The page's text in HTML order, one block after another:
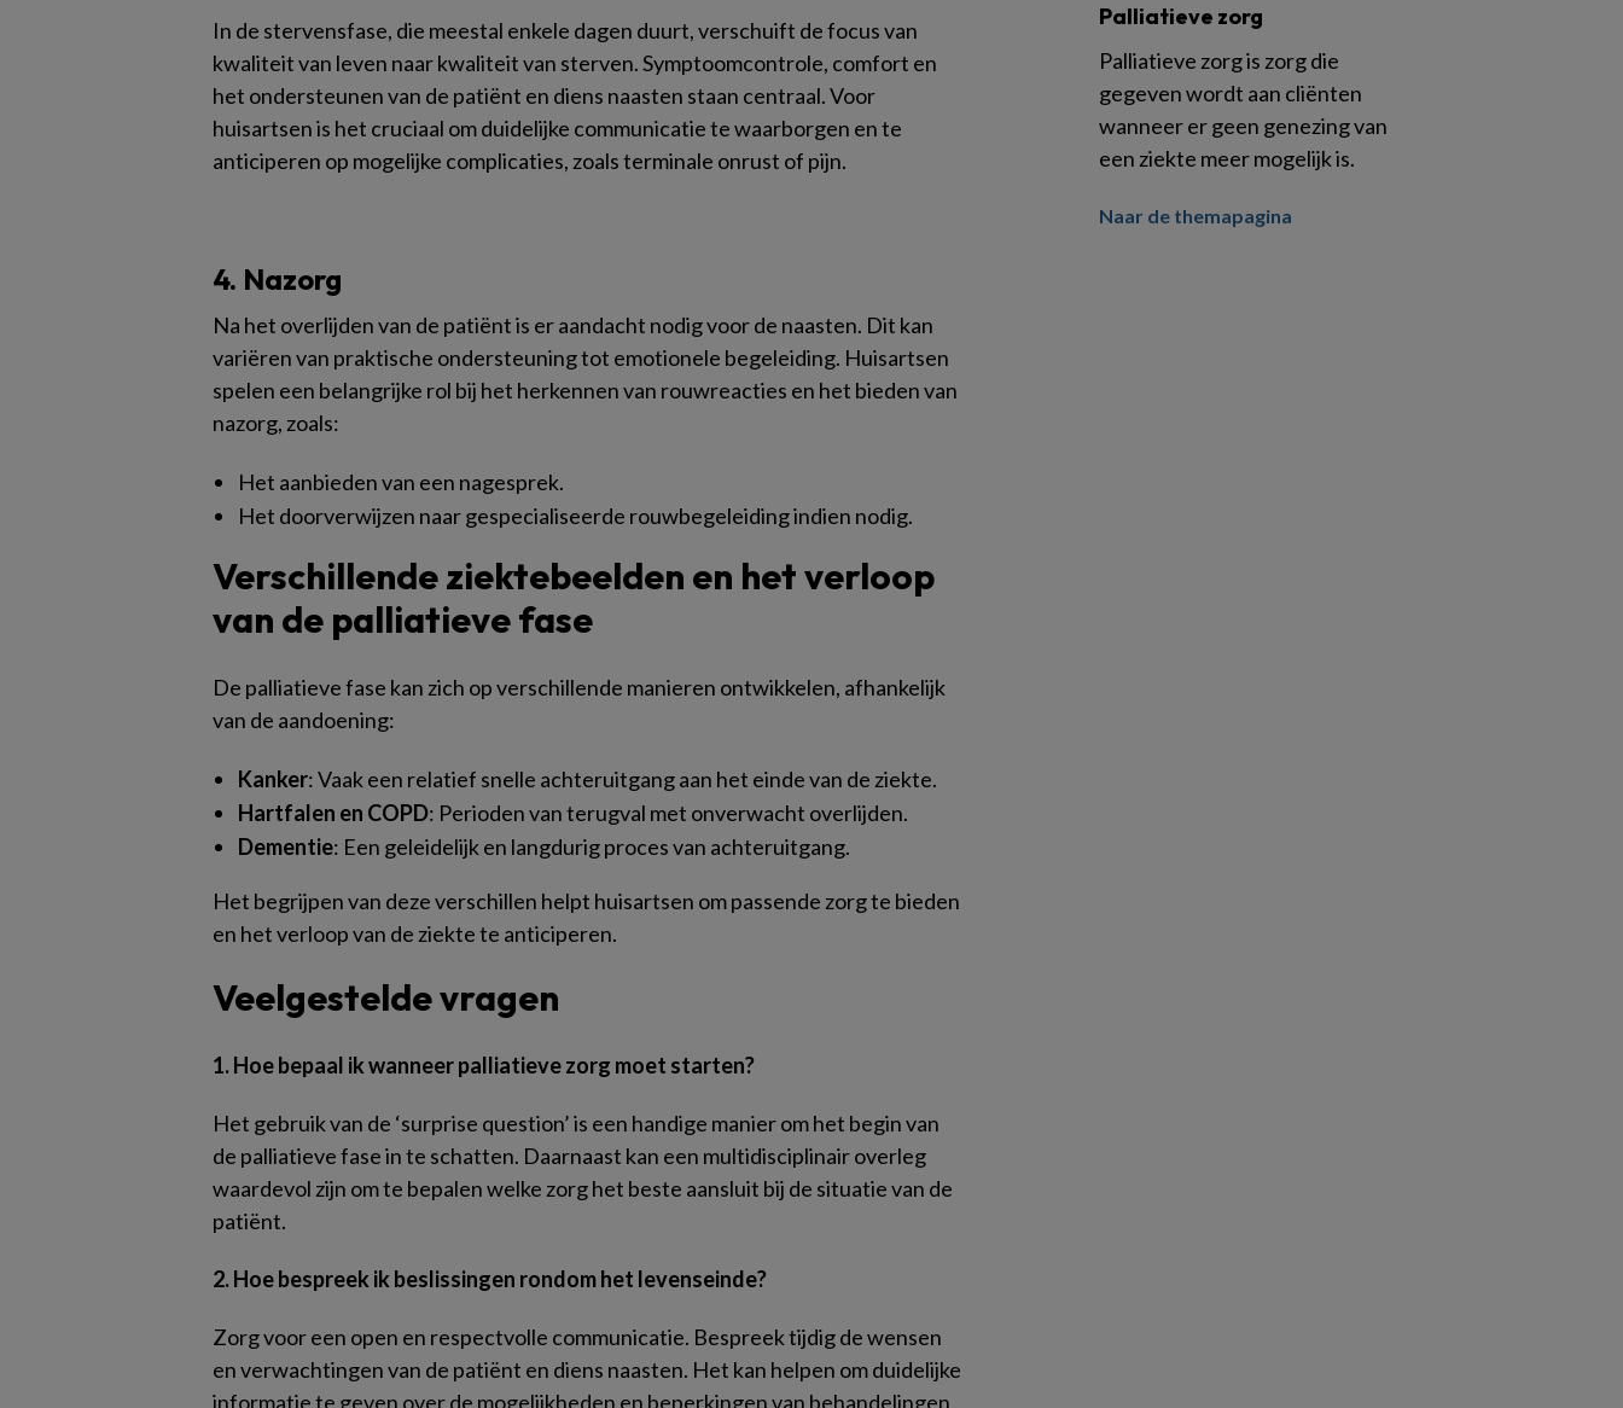
In de stervensfase, die meestal enkele dagen duurt, verschuift de focus van
kwaliteit van leven naar kwaliteit van sterven. Symptoomcontrole, comfort en
het ondersteunen van de patiënt en diens naasten staan centraal. Voor
huisartsen is het cruciaal om duidelijke communicatie te waarborgen en te
anticiperen op mogelijke complicaties, zoals terminale onrust of pijn.
4. Nazorg
Na het overlijden van de patiënt is er aandacht nodig voor de naasten. Dit kan
variëren van praktische ondersteuning tot emotionele begeleiding. Huisartsen
spelen een belangrijke rol bij het herkennen van rouwreacties en het bieden van
nazorg, zoals:
Het aanbieden van een nagesprek.
Het doorverwijzen naar gespecialiseerde rouwbegeleiding indien nodig.
Verschillende ziektebeelden en het verloop
van de palliatieve fase
De palliatieve fase kan zich op verschillende manieren ontwikkelen, afhankelijk
van de aandoening:
Kanker: Vaak een relatief snelle achteruitgang aan het einde van de ziekte.
Hartfalen en COPD: Perioden van terugval met onverwacht overlijden.
Dementie: Een geleidelijk en langdurig proces van achteruitgang.
Het begrijpen van deze verschillen helpt huisartsen om passende zorg te bieden
en het verloop van de ziekte te anticiperen.
Veelgestelde vragen
1. Hoe bepaal ik wanneer palliatieve zorg moet starten?
Het gebruik van de ‘surprise question’ is een handige manier om het begin van
de palliatieve fase in te schatten. Daarnaast kan een multidisciplinair overleg
waardevol zijn om te bepalen welke zorg het beste aansluit bij de situatie van de
patiënt.
2. Hoe bespreek ik beslissingen rondom het levenseinde?
Zorg voor een open en respectvolle communicatie. Bespreek tijdig de wensen
en verwachtingen van de patiënt en diens naasten. Het kan helpen om duidelijke
informatie te geven over de mogelijkheden en beperkingen van behandelingen.
Palliatieve zorg
Palliatieve zorg is zorg die
gegeven wordt aan cliënten
wanneer er geen genezing van
een ziekte meer mogelijk is.
Naar de themapagina